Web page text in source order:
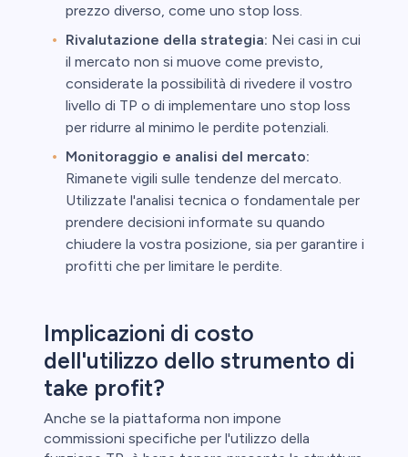
prezzo diverso, come uno stop loss.
Rivalutazione della strategia: Nei casi in cui
il mercato non si muove come previsto,
considerate la possibilità di rivedere il vostro
livello di TP o di implementare uno stop loss
per ridurre al minimo le perdite potenziali.
Monitoraggio e analisi del mercato:
Rimanete vigili sulle tendenze del mercato.
Utilizzate l'analisi tecnica o fondamentale per
prendere decisioni informate su quando
chiudere la vostra posizione, sia per garantire i
profitti che per limitare le perdite.
Implicazioni di costo
dell'utilizzo dello strumento di
take profit?
Anche se la piattaforma non impone
commissioni specifiche per l'utilizzo della